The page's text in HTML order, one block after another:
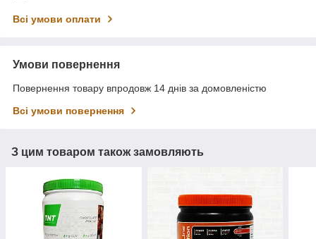
Всі умови оплати
Умови повернення
Повернення товару впродовж 14 днів за домовленістю
Всі умови повернення
З цим товаром також замовляють